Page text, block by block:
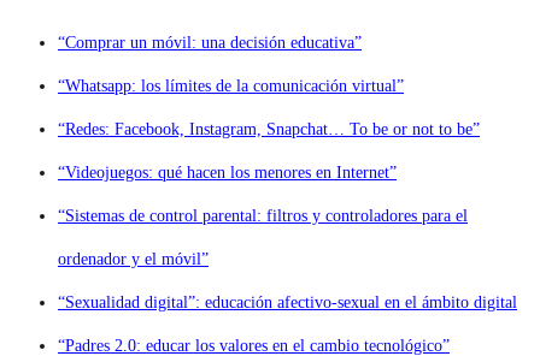
“Comprar un móvil: una decisión educativa”
“Whatsapp: los límites de la comunicación virtual”
“Redes: Facebook, Instagram, Snapchat… To be or not to be”
“Videojuegos: qué hacen los menores en Internet”
“Sistemas de control parental: filtros y controladores para el
ordenador y el móvil”
“Sexualidad digital”: educación afectivo-sexual en el ámbito digital
“Padres 2.0: educar los valores en el cambio tecnológico”